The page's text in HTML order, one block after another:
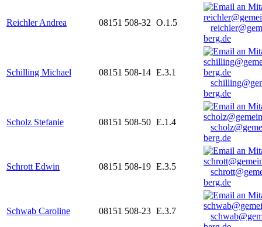
Reichler Andrea 08151 508-32 O.1.5
berg.de
Schilling Michael 08151 508-14 E.3.1
berg.de
Scholz Stefanie 08151 508-50 E.1.4
berg.de
Schrott Edwin 08151 508-19 E.3.5
berg.de
Schwab Caroline 08151 508-23 E.3.7